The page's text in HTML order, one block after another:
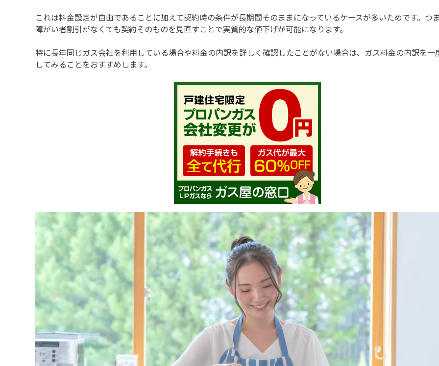
これは料金設定が自由であることに加えて契約時の条件が長期間そのままになっているケースが多いためです。つ
障がい者割引がなくても契約そのものを見直すことで実質的な値下げが可能になります。
特に長年同じガス会社を利用している場合や料金の内訳を詳しく確認したことがない場合は、ガス料金の内訳を一
してみることをおすすめします。